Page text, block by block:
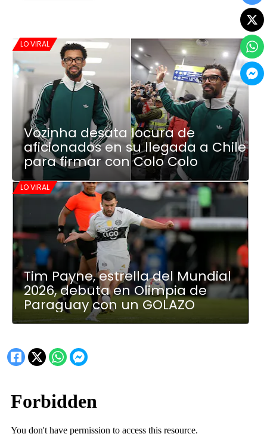
LO VIRAL
Vozinha desata locura de
aficionados en su llegada a Chile
para firmar con Colo Colo
LO VIRAL
Tim Payne, estrella del Mundial
2026, debuta en Olimpia de
Paraguay con un GOLAZO